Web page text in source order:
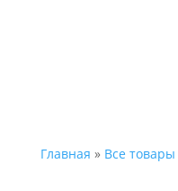
Главная » Все товары